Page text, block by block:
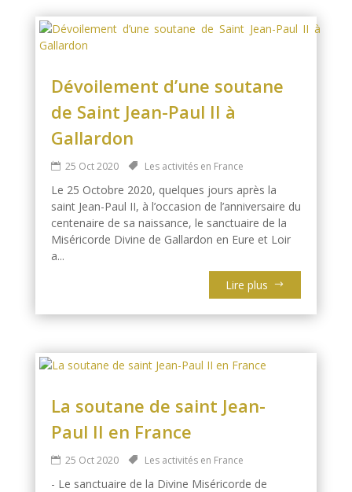
Dévoilement d’une soutane
de Saint Jean-Paul II à
Gallardon
25 Oct 2020 Les activités en France
Le 25 Octobre 2020, quelques jours après la
saint Jean-Paul II, à l’occasion de l’anniversaire du
centenaire de sa naissance, le sanctuaire de la
Miséricorde Divine de Gallardon en Eure et Loir
a...
Lire plus
La soutane de saint Jean-
Paul II en France
25 Oct 2020 Les activités en France
- Le sanctuaire de la Divine Miséricorde de